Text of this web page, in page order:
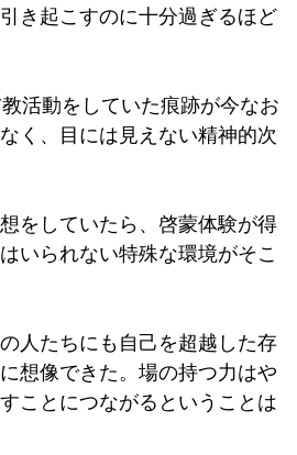
き起こすのに十分過ぎるほど
活動をしていた痕跡が今なお
く、目には見えない精神的次
をしていたら、啓蒙体験が得
いられない特殊な環境がそこ
人たちにも自己を超越した存
想像できた。場の持つ力はや
ことにつながるということは